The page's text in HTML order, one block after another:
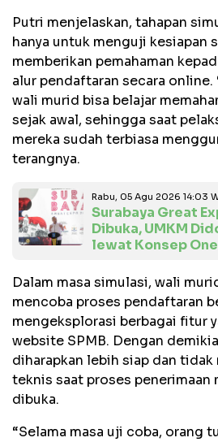
Putri menjelaskan, tahapan
hanya untuk menguji kesiapan
memberikan pemahaman
alur pendaftaran secara
wali murid bisa belajar
sejak awal, sehingga saat
mereka sudah terbiasa
terangnya.
Rabu, 05 Agu 2026 14:03
Surabaya Great
Dibuka, UMKM
lewat Konsep
Dalam masa simulasi, wali
mencoba proses pendaftaran
mengeksplorasi berbagai fitur
website SPMB. Dengan
diharapkan lebih siap dan
teknis saat proses penerimaan
dibuka.
“Selama masa uji coba, orang